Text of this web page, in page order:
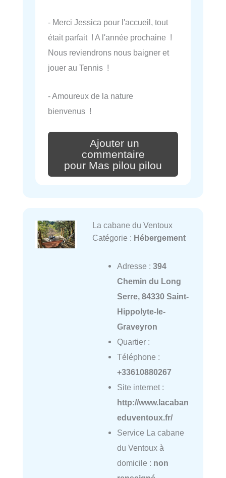
- Merci Jessica pour l'accueil, tout
était parfait ! A l'année prochaine !
Nous reviendrons nous baigner et
jouer au Tennis !
- Amoureux de la nature
bienvenus !
Ajouter un
commentaire
pour Mas pilou pilou
La cabane du Ventoux
Catégorie : Hébergement
Adresse : 394
Chemin du Long
Serre, 84330 Saint-
Hippolyte-le-
Graveyron
Quartier :
Téléphone :
+33610880267
Site internet :
http://www.lacaban
eduventoux.fr/
Service La cabane
du Ventoux à
domicile : non